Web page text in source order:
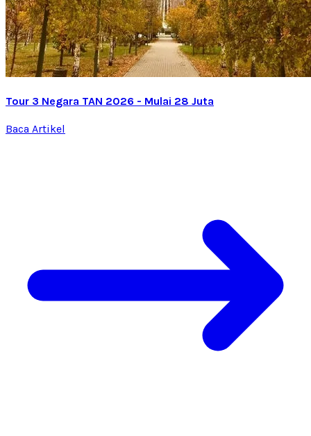
Tour 3 Negara TAN 2026 - Mulai 28 Juta
Baca Artikel